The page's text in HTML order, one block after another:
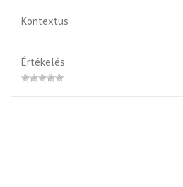
Kontextus
Értékelés